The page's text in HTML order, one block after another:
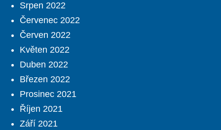
Srpen 2022
Červenec 2022
Červen 2022
Květen 2022
Duben 2022
Březen 2022
Prosinec 2021
Říjen 2021
Září 2021